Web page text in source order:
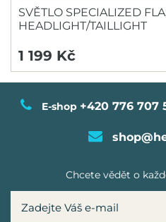
SVĚTLO SPECIALIZED
HEADLIGHT/TAILLIGHT
1 199 Kč
E-shop +420 776 707
Chcete vědět o